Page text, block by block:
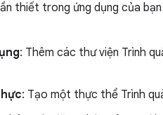
thiết trong ứng dụng của
: Thêm các thư viện Trình
: Tạo một thực thể Trình